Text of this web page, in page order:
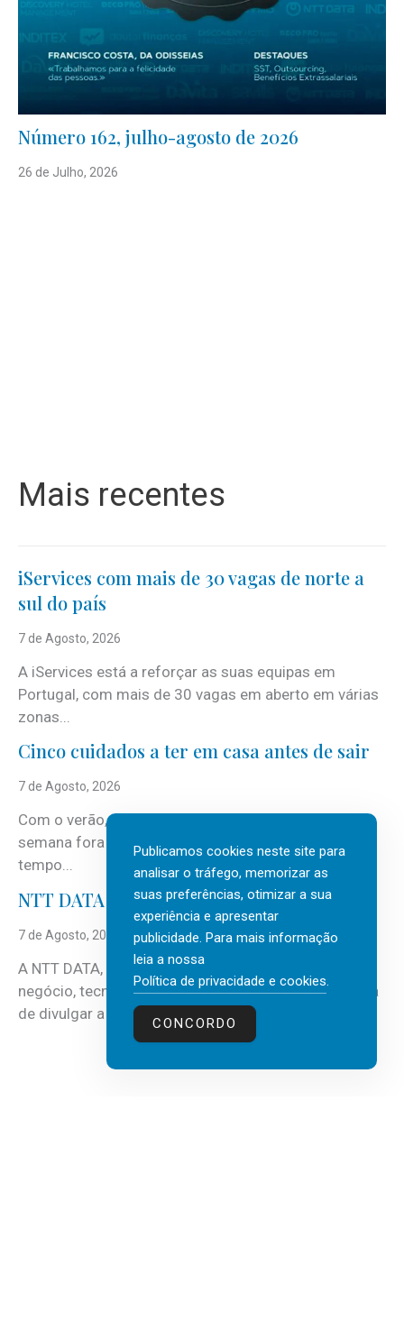
Número 162, julho-agosto de 2026
26 de Julho, 2026
Mais recentes
iServices com mais de 30 vagas de norte a
sul do país
7 de Agosto, 2026
A iServices está a reforçar as suas equipas em
Portugal, com mais de 30 vagas em aberto em várias
zonas...
Cinco cuidados a ter em casa antes de sair
7 de Agosto, 2026
Com o verão, chegam também as férias, os fins-de-
semana fora e os dias em que a casa fica mais
tempo...
NTT DATA Insurtech Global Outlook 2026
7 de Agosto, 2026
A NTT DATA, consultora global em serviços de
negócio, tecnologia e inteligência artificial (IA), acaba
de divulgar a mais recente...
Publicamos cookies neste site para
analisar o tráfego, memorizar as
suas preferências, otimizar a sua
experiência e apresentar
publicidade. Para mais informação
leia a nossa
Política de privacidade e cookies.
CONCORDO